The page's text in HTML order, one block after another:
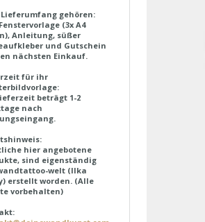
gehören:
(3x A4
Anleitung, süßer
und Gutschein
nächsten Einkauf.
für ihr
beträgt 1-2
nach
hier angebotene
sind eigenständig
welt (Ilka
erstellt worden. (Alle
vorbehalten)